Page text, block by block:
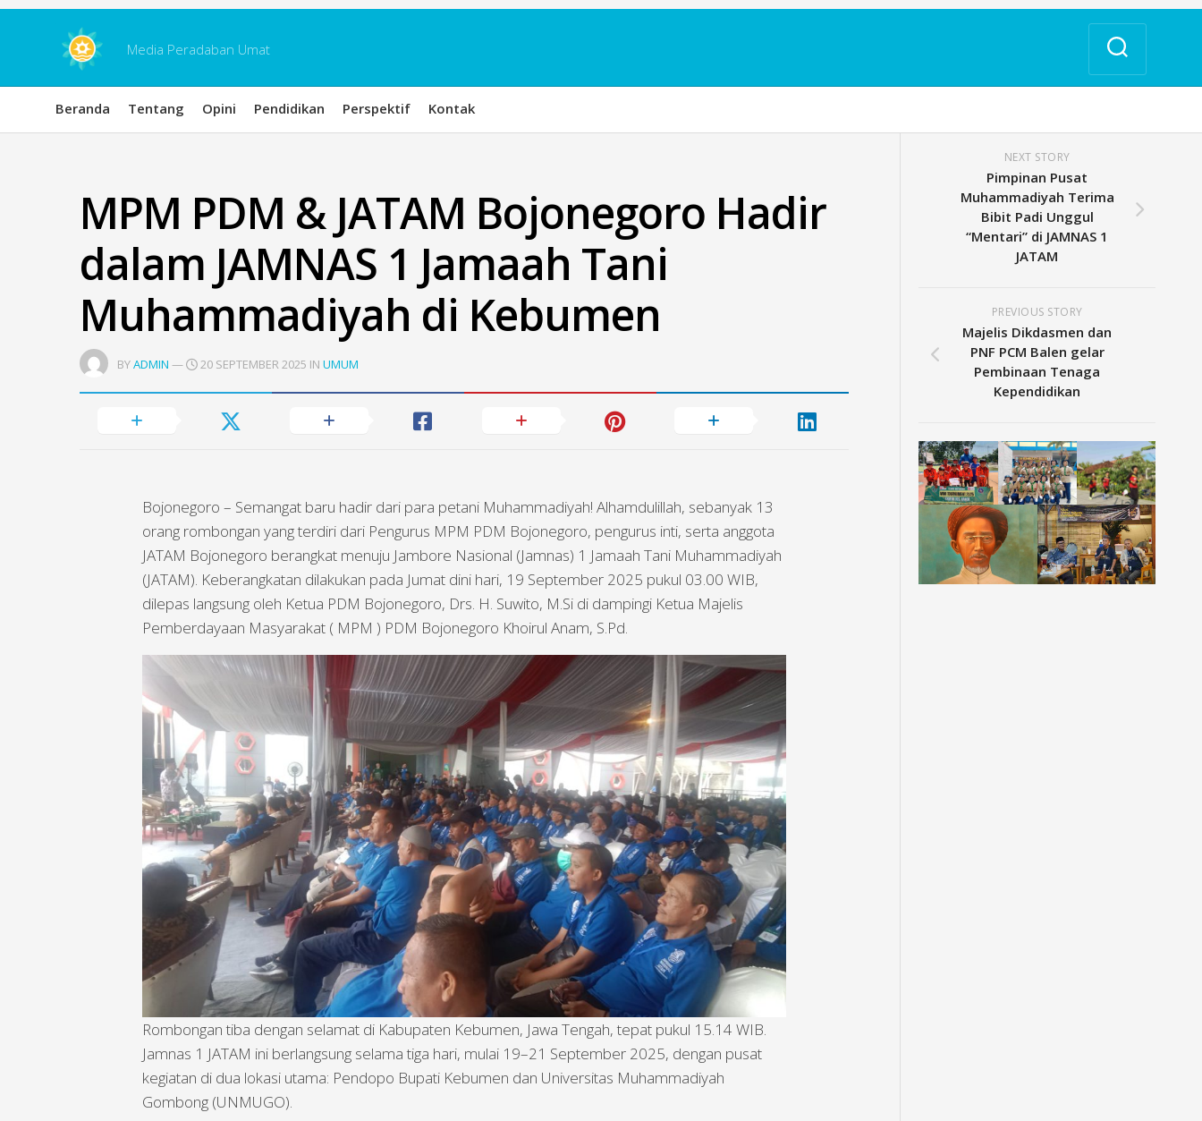
Skip
Media Peradaban Umat
Beranda Tentang Opini Pendidikan Perspektif Kontak
MPM PDM & JATAM Bojonegoro Hadir
dalam JAMNAS 1 Jamaah Tani
Muhammadiyah di Kebumen
BYADMIN — 20 SEPTEMBER 2025 INUMUM
Bojonegoro – Semangat baru hadir dari para petani Muhammadiyah! Alhamdulillah, sebanyak 13
orang rombongan yang terdiri dari Pengurus MPM PDM Bojonegoro, pengurus inti, serta anggota
JATAM Bojonegoro berangkat menuju Jambore Nasional (Jamnas) 1 Jamaah Tani Muhammadiyah
(JATAM). Keberangkatan dilakukan pada Jumat dini hari, 19 September 2025 pukul 03.00 WIB,
dilepas langsung oleh Ketua PDM Bojonegoro, Drs. H. Suwito, M.Si di dampingi Ketua Majelis
Pemberdayaan Masyarakat ( MPM ) PDM Bojonegoro Khoirul Anam, S.Pd.
Rombongan tiba dengan selamat di Kabupaten Kebumen, Jawa Tengah, tepat pukul 15.14 WIB.
Jamnas 1 JATAM ini berlangsung selama tiga hari, mulai 19–21 September 2025, dengan pusat
kegiatan di dua lokasi utama: Pendopo Bupati Kebumen dan Universitas Muhammadiyah
Gombong (UNMUGO).
NEXT STORY
Pimpinan Pusat
Muhammadiyah Terima
Bibit Padi Unggul
“Mentari” di JAMNAS 1
JATAM
PREVIOUS STORY
Majelis Dikdasmen dan
PNF PCM Balen gelar
Pembinaan Tenaga
Kependidikan